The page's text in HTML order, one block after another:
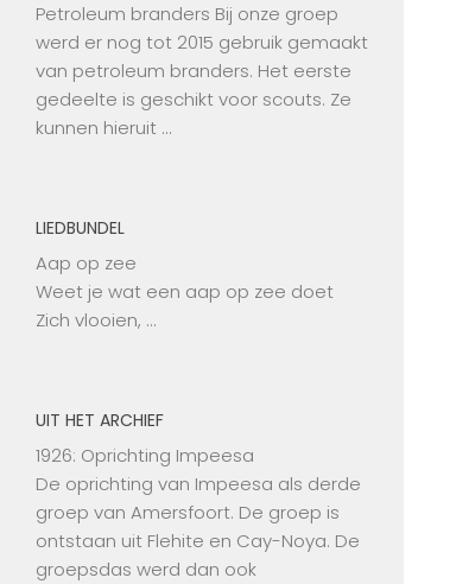
Petroleum branders Bij onze groep
werd er nog tot 2015 gebruik gemaakt
van petroleum branders. Het eerste
gedeelte is geschikt voor scouts. Ze
kunnen hieruit …
LIEDBUNDEL
Aap op zee
Weet je wat een aap op zee doet
Zich vlooien, …
UIT HET ARCHIEF
1926: Oprichting Impeesa
De oprichting van Impeesa als derde
groep van Amersfoort. De groep is
ontstaan uit Flehite en Cay-Noya. De
groepsdas werd dan ook